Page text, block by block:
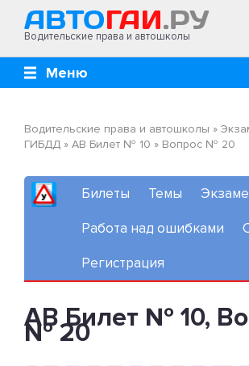
Водительские права и автошколы
Меню
Водительские права и автошколы »
ГИБДД » AB Билет № 10 » Вопрос № 20
Билеты Темы
Работа над ошибками
Регистрация
AB Билет № 10,
№ 20